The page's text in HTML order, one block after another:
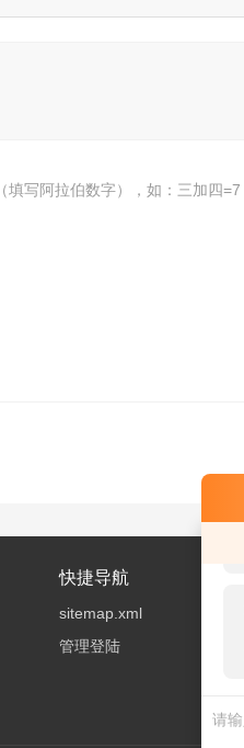
填写阿拉伯数字），如：三加四=7
快捷导航
sitemap.xml
管理登陆